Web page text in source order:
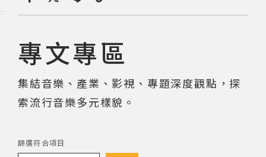
區
:::
專文專區
集結音樂、產業、影視、專題深度觀點，探
索流行音樂多元樣貌。
篩選符合項目
首頁
音樂資料庫
音樂人口述歷史
數位典藏